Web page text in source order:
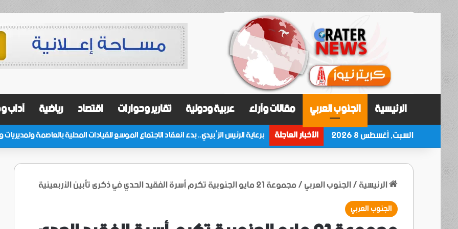
الرئيسية الجنوب العربي مقالات وآراء عربية ودولية تقارير وحوارات اقتصاد رياضية آداب
السبت, أغسطس 8 2026 الأخبار العاجلة
الرئيسية/الجنوب العربي/مجموعة 21 مايو الجنوبية تكرم أسرة الفقيد الحدي في ذكرى تأبين الأربعينية
الجنوب العربي